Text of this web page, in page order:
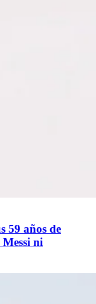
59 años de
ni